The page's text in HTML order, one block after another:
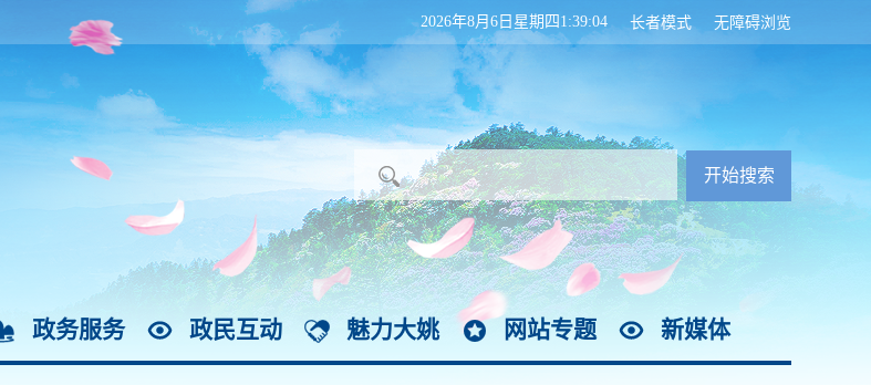
无障碍浏览
长者模式
2026年8月6日星期四1:39:04
政务服务 政民互动 魅力大姚 网站专题 新媒体